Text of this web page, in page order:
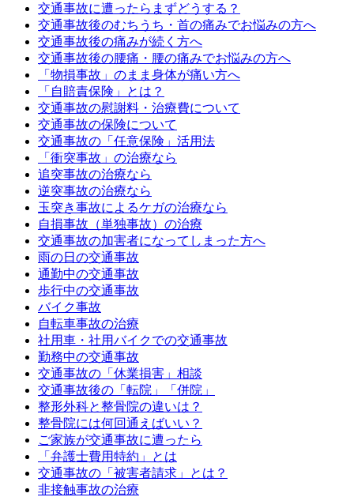
交通事故に遭ったらまずどうする？
交通事故後のむちうち・首の痛みでお悩みの方へ
交通事故後の痛みが続く方へ
交通事故後の腰痛・腰の痛みでお悩みの方へ
「物損事故」のまま身体が痛い方へ
「自賠責保険」とは？
交通事故の慰謝料・治療費について
交通事故の保険について
交通事故の「任意保険」活用法
「衝突事故」の治療なら
追突事故の治療なら
逆突事故の治療なら
玉突き事故によるケガの治療なら
自損事故（単独事故）の治療
交通事故の加害者になってしまった方へ
雨の日の交通事故
通勤中の交通事故
歩行中の交通事故
バイク事故
自転車事故の治療
社用車・社用バイクでの交通事故
勤務中の交通事故
交通事故の「休業損害」相談
交通事故後の「転院」「併院」
整形外科と整骨院の違いは？
整骨院には何回通えばいい？
ご家族が交通事故に遭ったら
「弁護士費用特約」とは
交通事故の「被害者請求」とは？
非接触事故の治療